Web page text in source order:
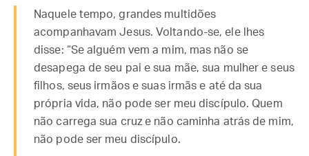
Naquele tempo, grandes multidões
acompanhavam Jesus. Voltando-se, ele lhes
disse: “Se alguém vem a mim, mas não se
desapega de seu pai e sua mãe, sua mulher e seus
filhos, seus irmãos e suas irmãs e até da sua
própria vida, não pode ser meu discípulo. Quem
não carrega sua cruz e não caminha atrás de mim,
não pode ser meu discípulo.